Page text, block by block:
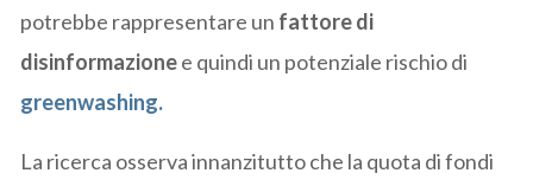
potrebbe rappresentare un fattore di
disinformazionee quindi un potenziale rischio di
greenwashing.
La ricerca osserva innanzitutto che la quota di fondi